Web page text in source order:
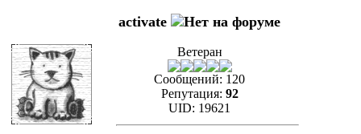
activate
Ветеран
Сообщений: 120
Репутация: 92
UID: 19621